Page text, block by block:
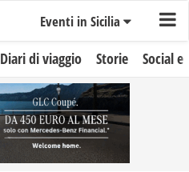
Eventi in Sicilia
Diari di viaggio Storie Social